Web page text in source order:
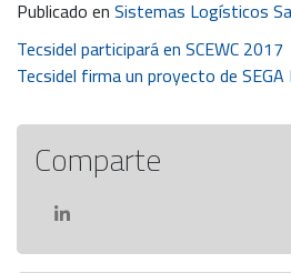
Publicado enSistemas Logísticos
Navegación
de
entradas
Tecsidel participará en SCEWC 2017
Tecsidel firma un proyecto de
Comparte